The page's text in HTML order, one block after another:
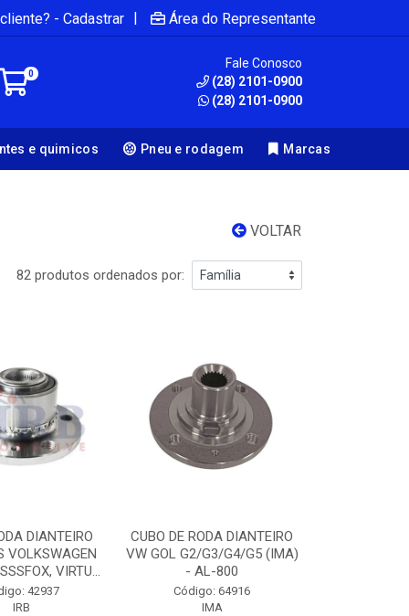
- Cadastrar | Área do Representante
0
Fale Conosco
(28) 2101-0900
(28) 2101-0900
e quimicos Pneu e rodagem Marcas
VOLTAR
82 produtos ordenados por:
DIANTEIRO
VOLKSWAGEN
VIRTU...
42937
IRB
CUBO DE RODA DIANTEIRO
VW GOL G2/G3/G4/G5 (IMA)
- AL-800
Código: 64916
IMA